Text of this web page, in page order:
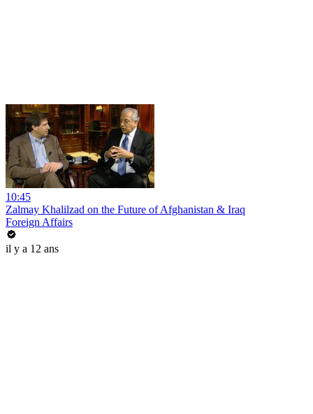
10:45
Zalmay Khalilzad on the Future of Afghanistan & Iraq
Foreign Affairs
il y a 12 ans